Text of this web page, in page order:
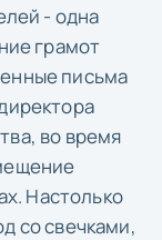
- одна
грамот
письма
во время
Настолько
со свечками,